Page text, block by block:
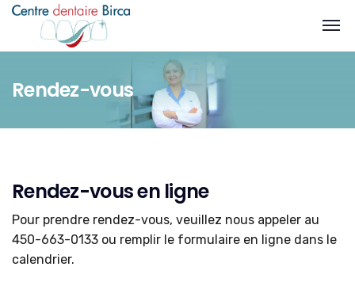
Rendez-vous
Rendez-vous en ligne
Pour prendre rendez-vous, veuillez nous appeler au
450-663-0133 ou remplir le formulaire en ligne dans le
calendrier.